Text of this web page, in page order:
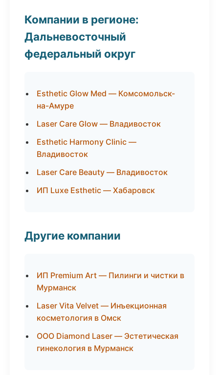
Компании в регионе:
Дальневосточный
федеральный округ
Esthetic Glow Med — Комсомольск-
на-Амуре
Laser Care Glow — Владивосток
Esthetic Harmony Clinic —
Владивосток
Laser Care Beauty — Владивосток
ИП Luxe Esthetic — Хабаровск
Другие компании
ИП Premium Art — Пилинги и чистки в
Мурманск
Laser Vita Velvet — Инъекционная
косметология в Омск
ООО Diamond Laser — Эстетическая
гинекология в Мурманск